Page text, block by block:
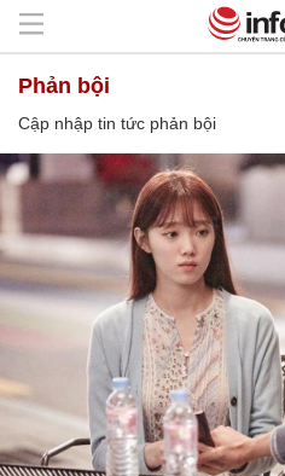
phản bội
Cập nhập tin tức phản bội